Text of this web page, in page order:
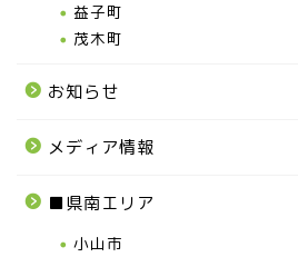
益子町
茂木町
お知らせ
メディア情報
■県南エリア
小山市